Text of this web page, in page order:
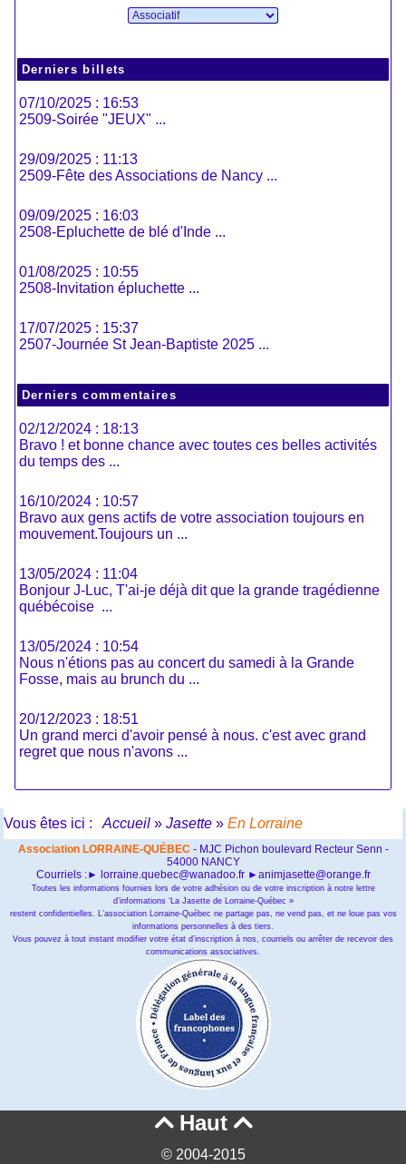
Derniers billets
07/10/2025 : 16:53
2509-Soirée "JEUX" ...
29/09/2025 : 11:13
2509-Fête des Associations de Nancy ...
09/09/2025 : 16:03
2508-Epluchette de blé d'Inde ...
01/08/2025 : 10:55
2508-Invitation épluchette ...
17/07/2025 : 15:37
2507-Journée St Jean-Baptiste 2025 ...
Derniers commentaires
02/12/2024 : 18:13
Bravo ! et bonne chance avec toutes ces belles activités
du temps des ...
16/10/2024 : 10:57
Bravo aux gens actifs de votre association toujours en
mouvement.Toujours un ...
13/05/2024 : 11:04
Bonjour J-Luc, T'ai-je déjà dit que la grande tragédienne
québécoise ...
13/05/2024 : 10:54
Nous n'étions pas au concert du samedi à la Grande
Fosse, mais au brunch du ...
20/12/2023 : 18:51
Un grand merci d'avoir pensé à nous. c'est avec grand
regret que nous n'avons ...
Vous êtes ici : Accueil » Jasette » En Lorraine
Association LORRAINE-QUÉBEC- MJC Pichon boulevard Recteur Senn -
54000 NANCY
Courriels :► lorraine.quebec@wanadoo.fr ►animjasette@orange.fr
Toutes les informations fournies lors de votre adhésion ou de votre inscription à notre lettre
d’informations ‘La Jasette de Lorraine-Québec »
restent confidentielles. L’association Lorraine-Québec ne partage pas, ne vend pas, et ne loue pas vos
informations personnelles à des tiers.
Vous pouvez à tout instant modifier votre état d’inscription à nos, courriels ou arrêter de recevoir des
communications associatives.
Haut 
© 2004-2015